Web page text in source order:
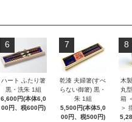
6
ハート ふたり箸
黒・洗朱 1組
6,600円(本体6,0
00円、税600円)
7
乾漆 夫婦箸(すべ
らない御箸) 黒・
朱 1組
5,500円(本体5,0
00円、税500円)
8
木
丸
箱
＞